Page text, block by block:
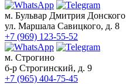
м. Бульвар Дмитрия Донского
ул. Маршала Савицкого, д. 8
+7 (969) 123-55-52
м. Строгино
б-р Строгинский, д. 9
+7 (965) 404-75-45